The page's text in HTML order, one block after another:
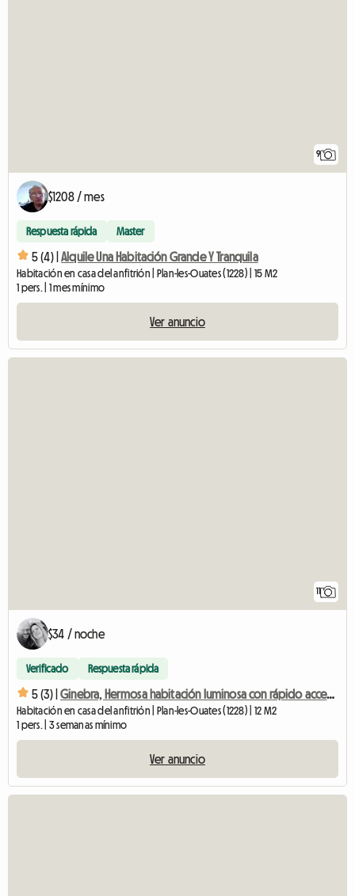
9
$1208 / mes
Respuesta rápida Master
5 (4) | Alquile Una Habitación Grande Y Tranquila
Habitación en casa del anfitrión | Plan-les-Ouates (1228) | 15 M2
1 pers. | 1 mes mínimo
Ver anuncio
11
$34 / noche
Verificado Respuesta rápida
5 (3) | Ginebra, Hermosa habitación luminosa con rápido acceso al centro y estación de tren.
Habitación en casa del anfitrión | Plan-les-Ouates (1228) | 12 M2
1 pers. | 3 semanas mínimo
Ver anuncio